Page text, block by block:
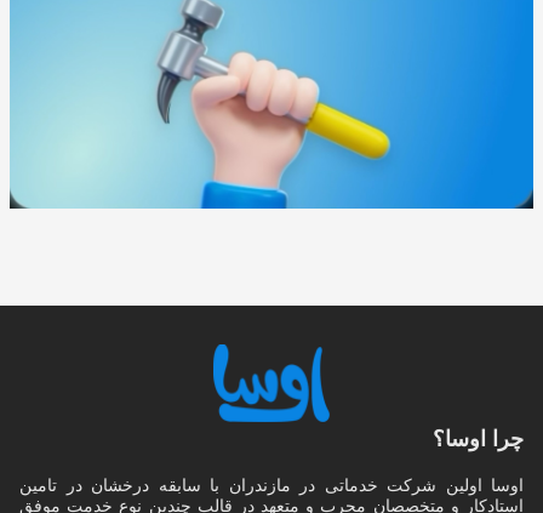
چرا اوسا؟
اوسا اولین شرکت خدماتی در مازندران با سابقه درخشان در تامین
استادکار و متخصصان مجرب و متعهد در قالب چندین نوع خدمت موفق